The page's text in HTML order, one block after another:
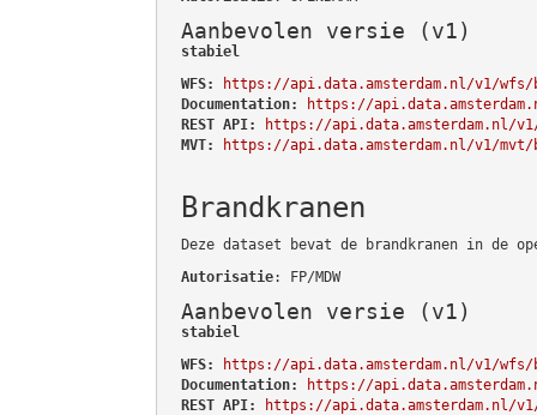
Aanbevolen versie (v1)
stabiel
WFS:
https://api.data.amsterdam.nl/v1/wfs/
Documentation:
https://
REST API:
https://api.data.amsterdam.nl/v1/
MVT:
https://api.data.amsterdam.nl/v1/mvt/
Brandkranen
Deze dataset bevat de brandkranen in de
Autorisatie: FP/MDW
Aanbevolen versie (v1)
stabiel
WFS:
https://api.data.amsterdam.nl/v1/wfs/
Documentation:
https://
REST API:
https://api.data.amsterdam.nl/